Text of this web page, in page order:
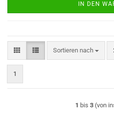
IN DEN
Sortieren nach
Sortieren nach
1
1 bis 3 (von